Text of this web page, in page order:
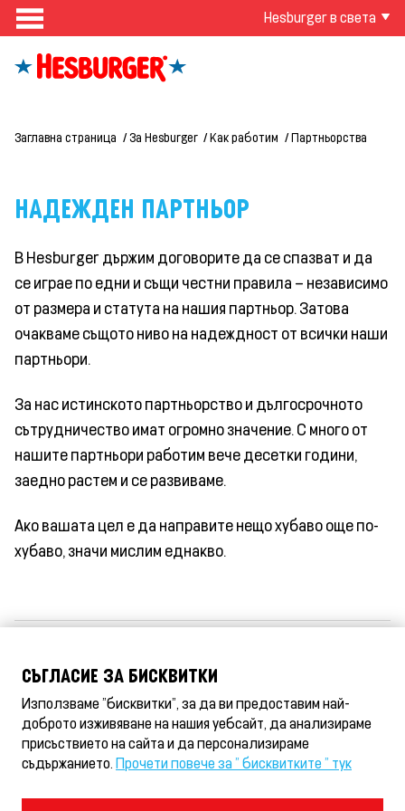
Hesburger в света
Заглавна страница За Hesburger Как работим Партньорства
НАДЕЖДЕН ПАРТНЬОР
В Hesburger държим договорите да се спазват и да
се играе по едни и същи честни правила – независимо
от размера и статута на нашия партньор. Затова
очакваме същото ниво на надеждност от всички наши
партньори.
За нас истинското партньорство и дългосрочното
сътрудничество имат огромно значение. С много от
нашите партньори работим вече десетки години,
заедно растем и се развиваме.
Ако вашата цел е да направите нещо хубаво още по-
хубаво, значи мислим еднакво.
Ценности
Партньорства
СЪГЛАСИЕ ЗА БИСКВИТКИ
Използваме "бисквитки", за да ви предоставим най-
доброто изживяване на нашия уебсайт, да анализираме
присъствието на сайта и да персонализираме
съдържанието. Прочети повече за " бисквитките " тук